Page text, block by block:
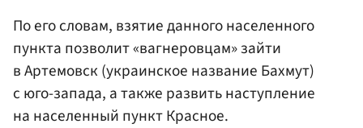
По его словам, взятие данного населенного
пункта позволит «вагнеровцам» зайти
в Артемовск (украинское название Бахмут)
с юго-запада, а также развить наступление
на населенный пункт Красное.